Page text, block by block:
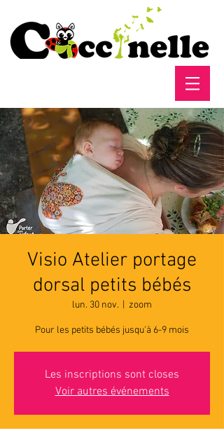
Visio Atelier portage
dorsal petits bébés
lun. 30 nov. zoom
Pour les petits bébés jusqu'à 6-9 mois
Les inscriptions sont closes
Voir autres événements